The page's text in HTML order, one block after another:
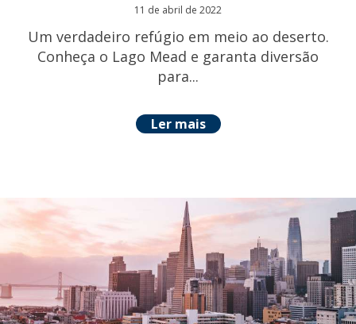
11 de abril de 2022
Um verdadeiro refúgio em meio ao deserto.
Conheça o Lago Mead e garanta diversão
para...
Ler mais